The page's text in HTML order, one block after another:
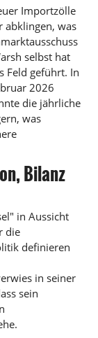
Importzölle
abklingen, was
selbst hat
Feld geführt. In
2026
die jährliche
was
Bilanz
in Aussicht
die
definieren
in seiner
sein